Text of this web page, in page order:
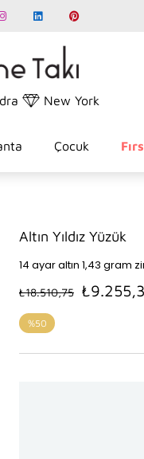
New York
Çocuk
Altın Yıldız Yüzük
14 ayar altın 1,43 gram
₺18.510,75
%50